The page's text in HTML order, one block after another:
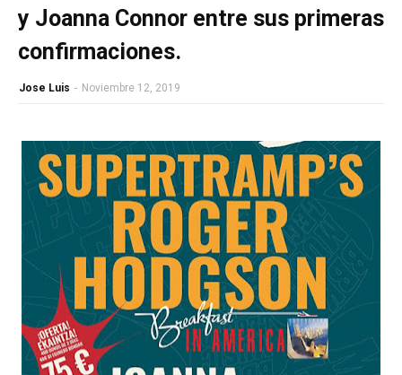
y Joanna Connor entre sus primeras
confirmaciones.
Jose Luis - Noviembre 12, 2019